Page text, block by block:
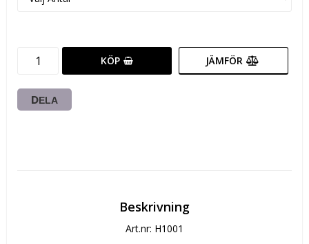
KÖP JÄMFÖR
DELA
Beskrivning
Art.nr: H1001